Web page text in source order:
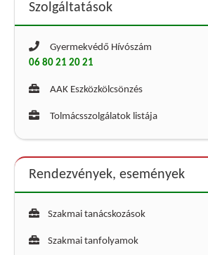
Szolgáltatások
Gyermekvédő Hívószám
06 80 21 20 21
AAK Eszközkölcsönzés
Tolmácsszolgálatok listája
Rendezvények, események
Szakmai tanácskozások
Szakmai tanfolyamok